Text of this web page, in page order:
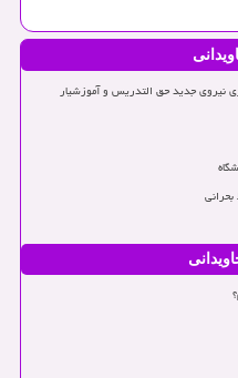
نیروی جدید حق التدریس و آموزشیار